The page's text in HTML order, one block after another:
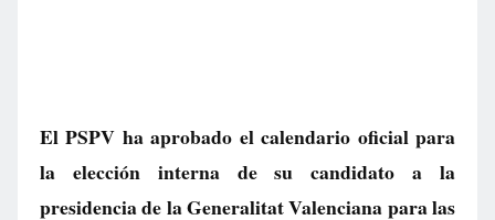
El PSPV ha aprobado el calendario oficial para
la elección interna de su candidato a la
presidencia de la Generalitat Valenciana para las